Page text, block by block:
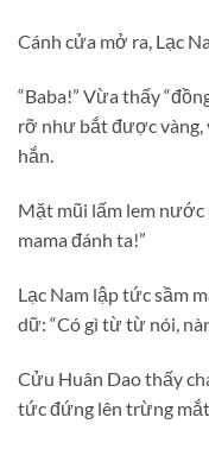
Cánh cửa mở ra, Lạc
“Baba!” Vừa thấy
rỡ như bắt được vàng,
hắn.
Mặt mũi lấm lem nước
mama đánh ta!”
Lạc Nam lập tức sầm
dữ: “Có gì từ từ nói,
Cửu Huân Dao thấy
tức đứng lên trừng